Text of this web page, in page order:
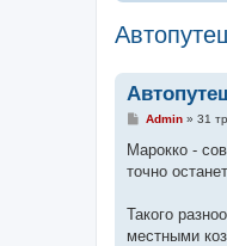
П
в
д
л
е
Admin» 31
Марокко -
точно
Такого
местными